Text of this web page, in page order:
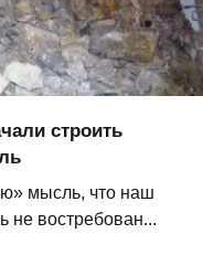
строить
мысль, что наш
не востребован...